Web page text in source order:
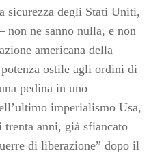
sicurezza degli Stati Uniti,
non ne sanno nulla, e non
americana della
ostile agli ordini di
pedina in uno
imperialismo Usa,
anni, già sfiancato
di liberazione” dopo il